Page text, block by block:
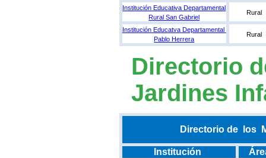
Institución Educativa Departamental
Rural San Gabriel
Rural
Institución Educatva Departamental
Pablo Herrera
Rural
Directorio
Jardines
Directorio de los
Institución